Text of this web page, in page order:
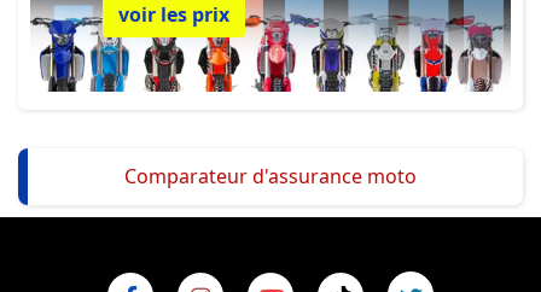
voir les prix
Comparateur d'assurance moto